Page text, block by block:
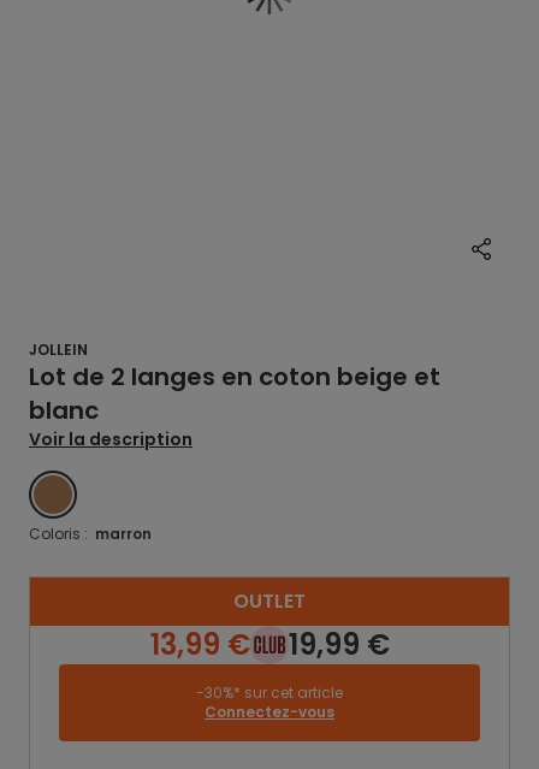
JOLLEIN
Lot de 2 langes en coton beige et
blanc
Voir la description
MARRON
Coloris : marron
OUTLET
13,99 € 19,99 €
-30%* sur cet article
Connectez-vous